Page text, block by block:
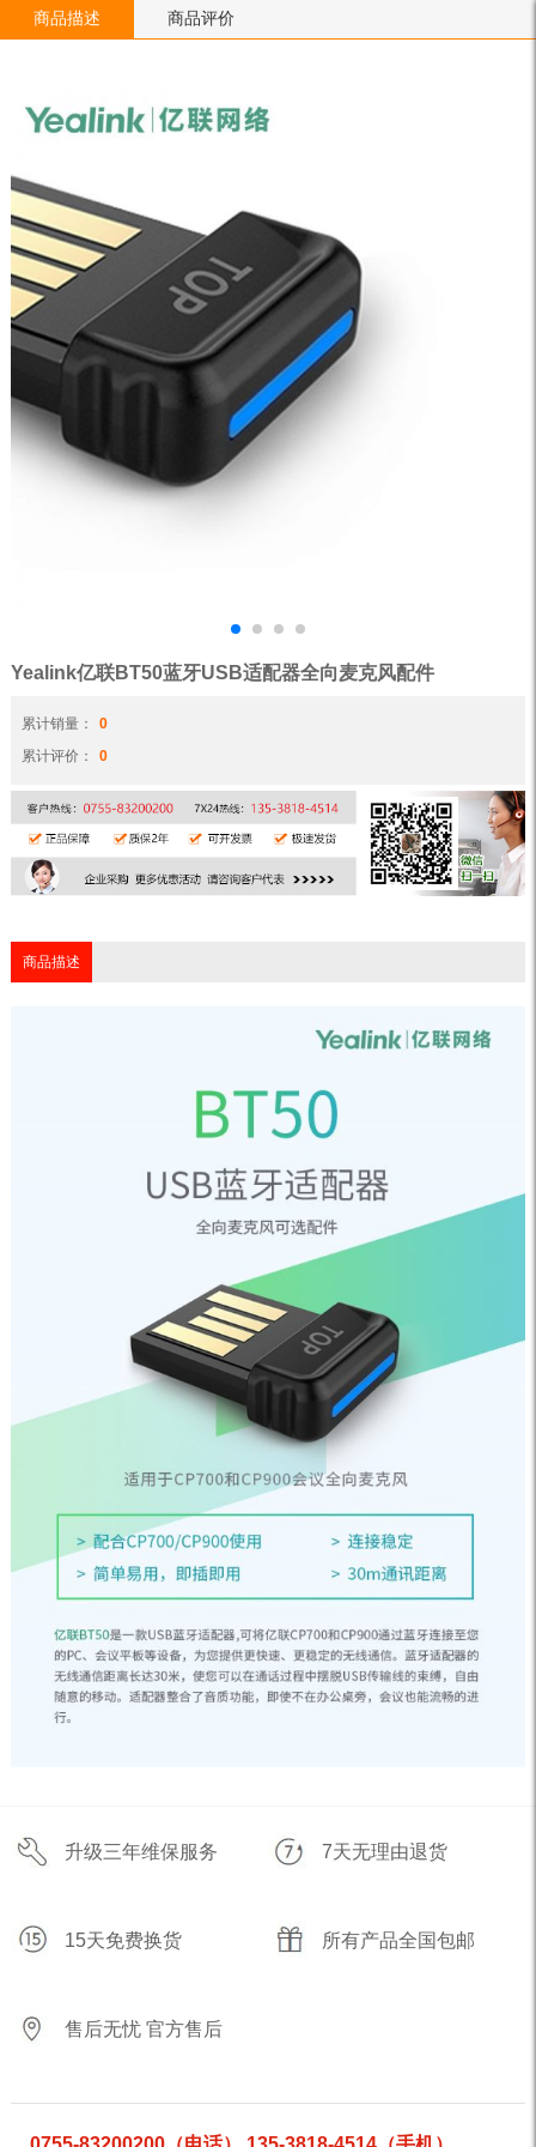
Yealink亿联BT50蓝牙USB适配器全向麦克风配件
累计销量：
0
累计评价：
0
商品描述
商品描述 商品评价
升级三年维保服务 7天无理由退货
15天免费换货 所有产品全国包邮
售后无忧 官方售后